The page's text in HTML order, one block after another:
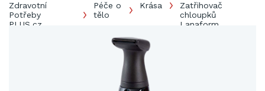
Zdravotní
Potřeby
PLUS.cz
Péče o
tělo
Krása
Zatřihovač
chloupků
Lanaform